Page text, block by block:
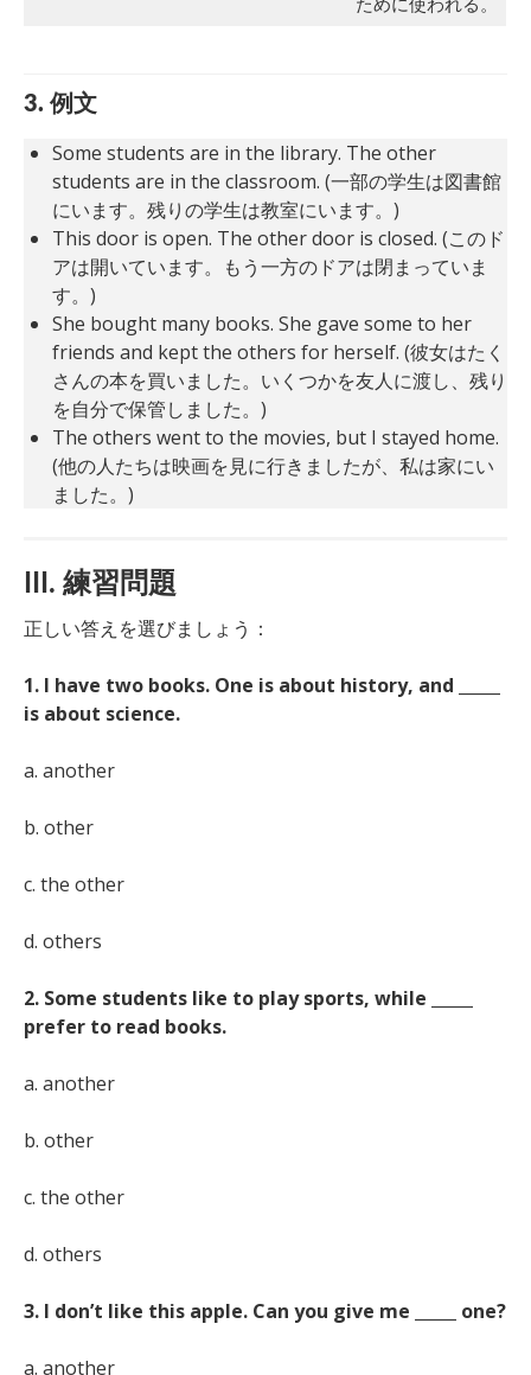
3. 例文
Some students are in the library. The other
students are in the classroom. (一部の学生は図書館
にいます。残りの学生は教室にいます。)
This door is open. The other door is closed. (このド
アは開いています。もう一方のドアは閉まっていま
す。)
She bought many books. She gave some to her
friends and kept the others for herself. (彼女はたく
さんの本を買いました。いくつかを友人に渡し、残り
を自分で保管しました。)
The others went to the movies, but I stayed home.
(他の人たちは映画を見に行きましたが、私は家にい
ました。)
III. 練習問題
正しい答えを選びましょう：
1. I have two books. One is about history, and _____
is about science.
a. another
b. other
c. the other
d. others
2. Some students like to play sports, while _____
prefer to read books.
a. another
b. other
c. the other
d. others
3. I don’t like this apple. Can you give me _____ one?
a. another